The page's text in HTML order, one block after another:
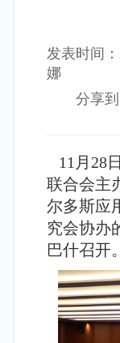
发表时间：
娜
分享到
11月28
联合会主
尔多斯应
究会协办
巴什召开。